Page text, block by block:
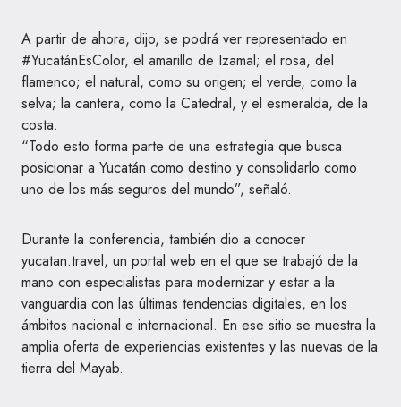
A partir de ahora, dijo, se podrá ver representado en
#YucatánEsColor, el amarillo de Izamal; el rosa, del
flamenco; el natural, como su origen; el verde, como la
selva; la cantera, como la Catedral, y el esmeralda, de la
costa.
“Todo esto forma parte de una estrategia que busca
posicionar a Yucatán como destino y consolidarlo como
uno de los más seguros del mundo”, señaló.
Durante la conferencia, también dio a conocer
yucatan.travel, un portal web en el que se trabajó de la
mano con especialistas para modernizar y estar a la
vanguardia con las últimas tendencias digitales, en los
ámbitos nacional e internacional. En ese sitio se muestra la
amplia oferta de experiencias existentes y las nuevas de la
tierra del Mayab.